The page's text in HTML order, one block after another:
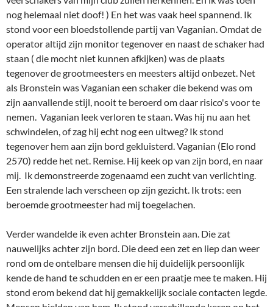
mij. Ik demonstreerde zogenaamd een zucht van verlichting.
Een stralende lach verscheen op zijn gezicht. Ik trots: een
beroemde grootmeester had mij toegelachen.
Verder wandelde ik even achter Bronstein aan. Die zat
nauwelijks achter zijn bord. Die deed een zet en liep dan weer
rond om de ontelbare mensen die hij duidelijk persoonlijk
kende de hand te schudden en er een praatje mee te maken. Hij
stond erom bekend dat hij gemakkelijk sociale contacten legde.
Mensen hielden van hem. Ik stond verschillende keren op het
punt hem te gaan waarschuwen dat zijn klok al lang weer liep,
maar weg was dat kwikzilverige, keurig in pak en das geklede,
mannetje alweer. Geen wonder dat hij dit jaar niet verder
kwam dan de 25e plaats ( van ong. 100 deelnemers) . Seirawan
won het toernooi dit jaar.
Hartoch ons vroeg of hij na afloop met ons mee naar
Amsterdam mocht rijden. Ik kende hem. Ik gaf hem als jongen
bijles : ontleden en spellingregels, waarna hij me ter betaling
van die lessen in vluggertjes onafgebroken afdroogde. Ik leerde